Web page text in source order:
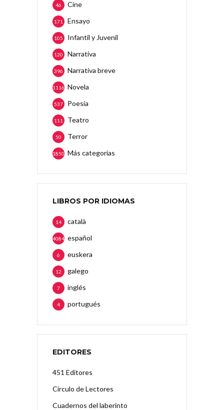
Cine
46
Ensayo
171
Infantil y Juvenil
105
Narrativa
120
Narrativa breve
396
Novela
1116
Poesía
537
Teatro
111
Terror
50
Más categorias
1850
LIBROS POR IDIOMAS
català
14
español
4084
euskera
6
galego
12
inglés
7
portugués
4
EDITORES
451 Editores
Círculo de Lectores
Cuadernos del laberinto